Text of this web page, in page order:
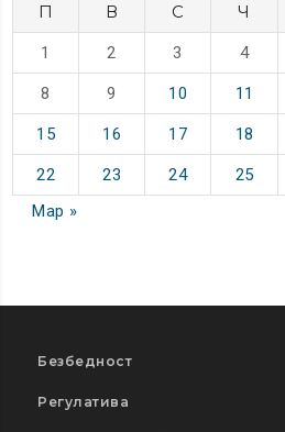
П В С Ч
1 2 3 4
8 9 10 11
15 16 17 18
22 23 24 25
Мар »
Безбедност
Регулатива